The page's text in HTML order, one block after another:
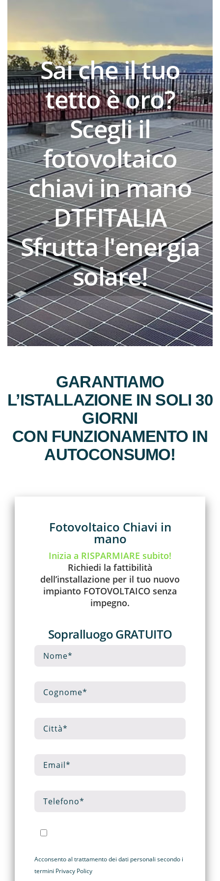
Sai che il tuo
tetto è oro?
Scegli il
fotovoltaico
chiavi in mano
DTFITALIA
Sfrutta l'energia
solare!
GARANTIAMO
L’ISTALLAZIONE IN SOLI 30
GIORNI
CON FUNZIONAMENTO IN
AUTOCONSUMO!
Fotovoltaico Chiavi in
mano
Inizia a RISPARMIARE subito!
Richiedi la fattibilità
dell’installazione per il tuo nuovo
impianto FOTOVOLTAICO senza
impegno.
Sopralluogo GRATUITO
Acconsento al trattamento dei dati personali secondo i
termini Privacy Policy